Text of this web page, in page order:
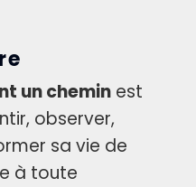
un cheminest
observer,
sa vie de
à toute